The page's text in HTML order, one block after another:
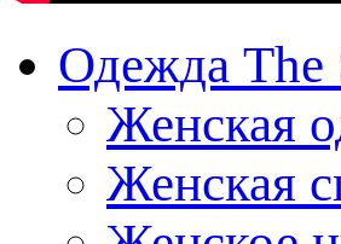
Одежда The
Женская
Женская